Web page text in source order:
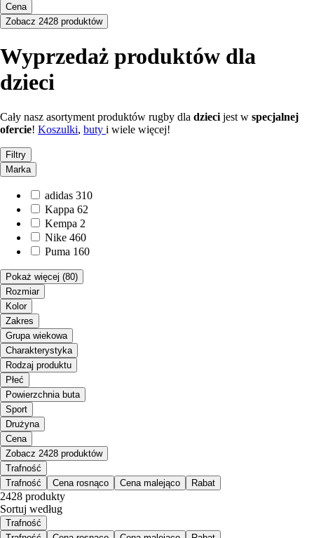
Cena
Zobacz 2428 produktów
Wyprzedaż produktów dla
dzieci
Cały nasz asortyment produktów rugby dla dzieci jest w specjalnej
ofercie! Koszulki, buty i wiele więcej!
Filtry
Marka
adidas 310
Kappa 62
Kempa 2
Nike 460
Puma 160
Pokaż więcej (80)
Rozmiar
Kolor
Zakres
Grupa wiekowa
Charakterystyka
Rodzaj produktu
Płeć
Powierzchnia buta
Sport
Drużyna
Cena
Zobacz 2428 produktów
Trafność
Trafność
Cena rosnąco Cena malejąco Rabat
2428 produkty
Sortuj według
Trafność